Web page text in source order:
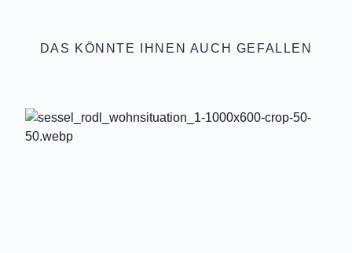
DAS KÖNNTE IHNEN AUCH GEFALLEN